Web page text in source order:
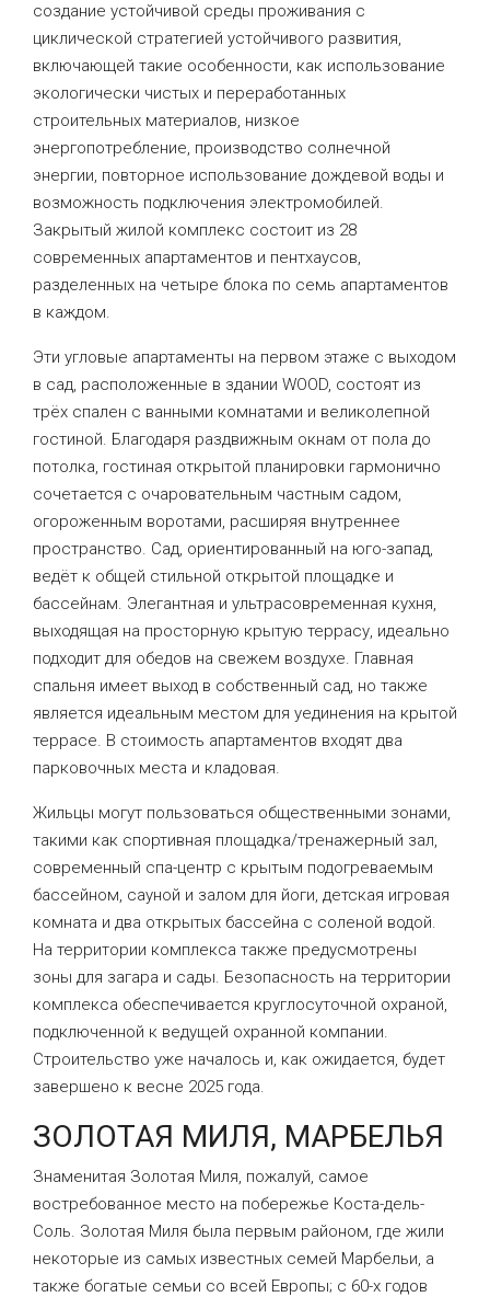
создание устойчивой среды проживания с
циклической стратегией устойчивого развития,
включающей такие особенности, как использование
экологически чистых и переработанных
строительных материалов, низкое
энергопотребление, производство солнечной
энергии, повторное использование дождевой воды и
возможность подключения электромобилей.
Закрытый жилой комплекс состоит из 28
современных апартаментов и пентхаусов,
разделенных на четыре блока по семь апартаментов
в каждом.
Эти угловые апартаменты на первом этаже с выходом
в сад, расположенные в здании WOOD, состоят из
трёх спален с ванными комнатами и великолепной
гостиной. Благодаря раздвижным окнам от пола до
потолка, гостиная открытой планировки гармонично
сочетается с очаровательным частным садом,
огороженным воротами, расширяя внутреннее
пространство. Сад, ориентированный на юго-запад,
ведёт к общей стильной открытой площадке и
бассейнам. Элегантная и ультрасовременная кухня,
выходящая на просторную крытую террасу, идеально
подходит для обедов на свежем воздухе. Главная
спальня имеет выход в собственный сад, но также
является идеальным местом для уединения на крытой
террасе. В стоимость апартаментов входят два
парковочных места и кладовая.
Жильцы могут пользоваться общественными зонами,
такими как спортивная площадка/тренажерный зал,
современный спа-центр с крытым подогреваемым
бассейном, сауной и залом для йоги, детская игровая
комната и два открытых бассейна с соленой водой.
На территории комплекса также предусмотрены
зоны для загара и сады. Безопасность на территории
комплекса обеспечивается круглосуточной охраной,
подключенной к ведущей охранной компании.
Строительство уже началось и, как ожидается, будет
завершено к весне 2025 года.
ЗОЛОТАЯ МИЛЯ, МАРБЕЛЬЯ
Знаменитая Золотая Миля, пожалуй, самое
востребованное место на побережье Коста-дель-
Соль. Золотая Миля была первым районом, где жили
некоторые из самых известных семей Марбельи, а
также богатые семьи со всей Европы; с 60-х годов